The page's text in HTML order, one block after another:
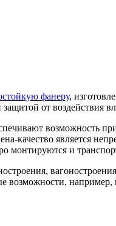
фанеру,
от воздействия
возможность
качество является
монтируются и
например,